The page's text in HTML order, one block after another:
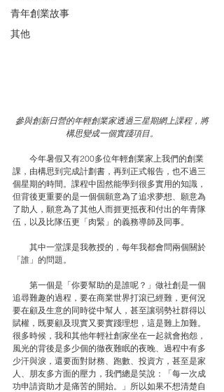
青年創業故事
其他
參與創新日營的年輕創業家透過三星期網上課程，將
構思變成一個實踐項目。
今年暑假又有200多位年輕創業家上我們的創業
課，由構思到完成計劃書，再到正式報告，也不過三
個星期的時間。課程中固然能學到很多實用的知識，
但背後更重要的是一個個願意為了追求夢想、願意為
了助人，願意為了其他人而捱更抵夜和付出的年青隊
伍，以及比隊伍更「肉緊」的義務導師及同事。
其中一堂課是我教授的，每年我都會問兩個關於
「誰」的問題。
第一個是「你要幫助的是誰呢？」做社創是一個
追尋難趣的過程，要在商業世界打滾已經難，更何況
要在顧及生意的同時從中幫人，甚至讓弱勢社群得以
賦權，既要顧及現實又要實踐理想，這是難上加難。
很多時候，我和其他年輕社創家坐在一起就會抱怨，
風光的背後是多少個的徹夜難眠的夜晚、過程中有多
少汗與淚，還要面對財務、跑數、投資方，甚至是家
人、朋友多方面的壓力，我們總是笑說：「每一次成
功申請資助才是痛苦的開始。」所以如果不想清楚自